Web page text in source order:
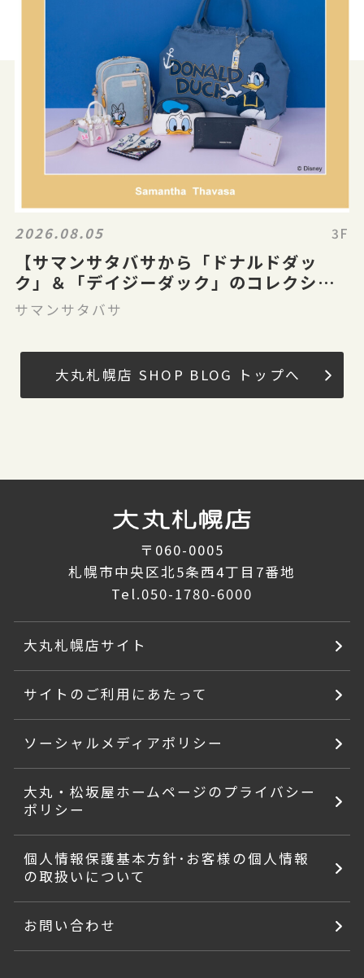
2026.08.05 3F
【サマンサタバサから「ドナルドダッ
ク」＆「デイジーダック」のコレクショ
ンアイテムを発売！】
サマンサタバサ
大丸札幌店 SHOP BLOG トップへ
〒060-0005
札幌市中央区北5条西4丁目7番地
Tel.050-1780-6000
大丸札幌店サイト
サイトのご利用にあたって
ソーシャルメディアポリシー
大丸・松坂屋ホームページのプライバシー
ポリシー
個人情報保護基本方針･お客様の個人情報
の取扱いについて
お問い合わせ